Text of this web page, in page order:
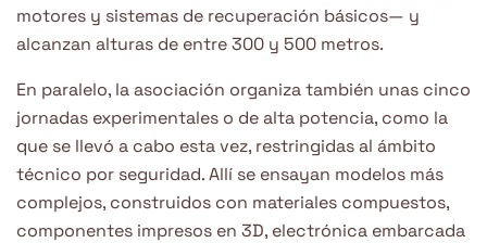
motores y sistemas de recuperación básicos— y
alcanzan alturas de entre 300 y 500 metros.
En paralelo, la asociación organiza también unas cinco
jornadas experimentales o de alta potencia, como la
que se llevó a cabo esta vez, restringidas al ámbito
técnico por seguridad. Allí se ensayan modelos más
complejos, construidos con materiales compuestos,
componentes impresos en 3D, electrónica embarcada